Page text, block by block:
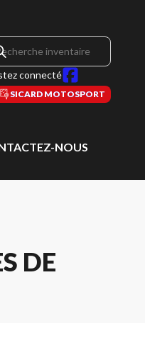
connecté
SICARD MOTOSPORT
NOUS
DE